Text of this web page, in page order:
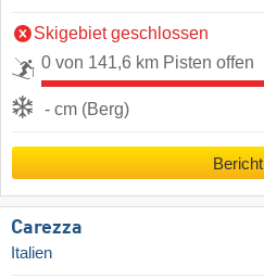
Skigebiet geschlossen
0 von 141,6 km Pisten offen
- cm (Berg)
Bericht
Carezza
Italien